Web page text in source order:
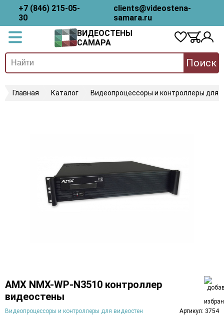
+7 (846) 215-05-
30
clients@videostena-
samara.ru
ВИДЕОСТЕНЫ
САМАРА
Поиск
Главная Каталог Видеопроцессоры и контроллеры для
AMX NMX-WP-N3510 контроллер
видеостены
Видеопроцессоры и контроллеры для видеостен Артикул: 3754